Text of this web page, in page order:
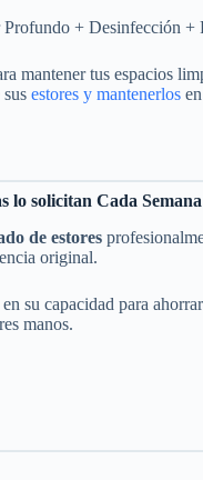
Profundo + Desinfección +
mantener tus espacios
estores y mantenerlos
lo solicitan Cada Semana
de estores
original.
su capacidad para
manos.